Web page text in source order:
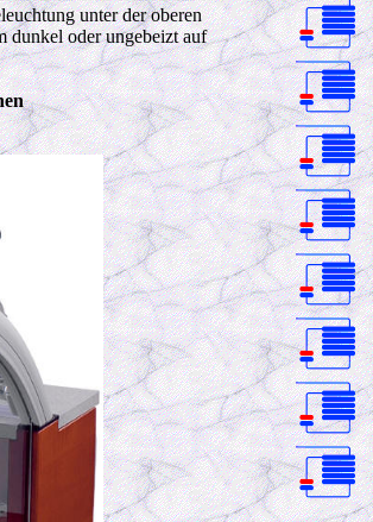
unter der oberen
dunkel oder ungebeizt auf